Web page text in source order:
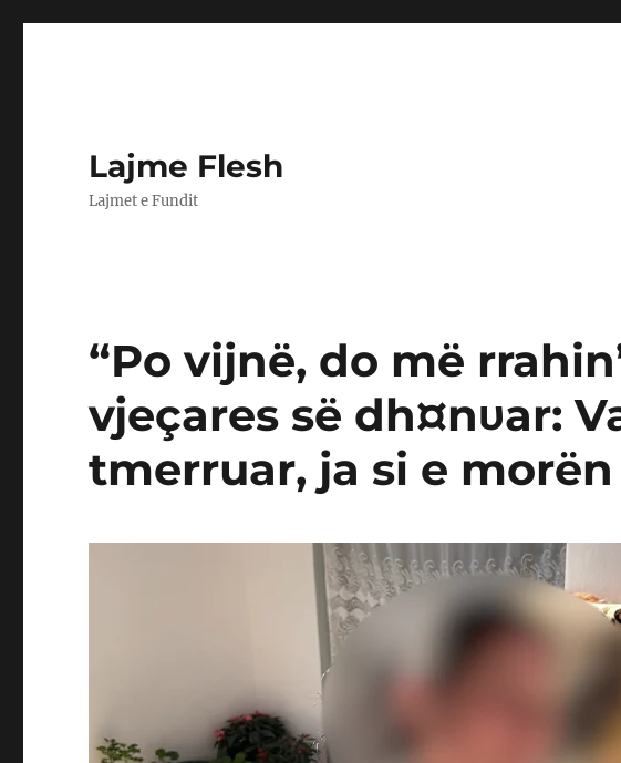
Lajme Flesh
Lajmet e Fundit
“Po vijnë, do më
vjeçares së dh¤nυar:
tmerruar, ja si e